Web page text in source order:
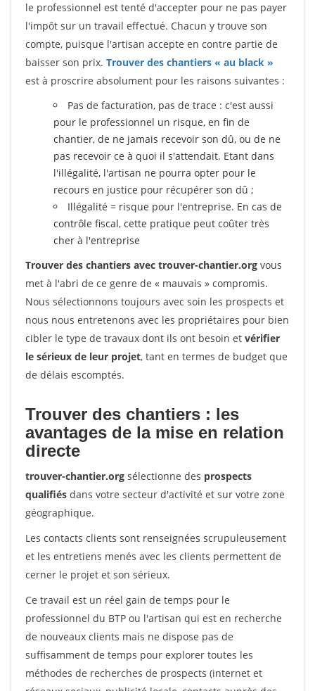
le professionnel est tenté d'accepter pour ne pas payer
l'impôt sur un travail effectué. Chacun y trouve son
compte, puisque l'artisan accepte en contre partie de
baisser son prix. Trouver des chantiers « au black »
est à proscrire absolument pour les raisons suivantes :
Pas de facturation, pas de trace : c'est aussi
pour le professionnel un risque, en fin de
chantier, de ne jamais recevoir son dû, ou de ne
pas recevoir ce à quoi il s'attendait. Etant dans
l'illégalité, l'artisan ne pourra opter pour le
recours en justice pour récupérer son dû ;
Illégalité = risque pour l'entreprise. En cas de
contrôle fiscal, cette pratique peut coûter très
cher à l'entreprise
Trouver des chantiers avec trouver-chantier.org vous
met à l'abri de ce genre de « mauvais » compromis.
Nous sélectionnons toujours avec soin les prospects et
nous nous entretenons avec les propriétaires pour bien
cibler le type de travaux dont ils ont besoin et vérifier
le sérieux de leur projet, tant en termes de budget que
de délais escomptés.
Trouver des chantiers : les
avantages de la mise en relation
directe
trouver-chantier.org sélectionne des prospects
qualifiés dans votre secteur d'activité et sur votre zone
géographique.
Les contacts clients sont renseignées scrupuleusement
et les entretiens menés avec les clients permettent de
cerner le projet et son sérieux.
Ce travail est un réel gain de temps pour le
professionnel du BTP ou l'artisan qui est en recherche
de nouveaux clients mais ne dispose pas de
suffisamment de temps pour explorer toutes les
méthodes de recherches de prospects (internet et